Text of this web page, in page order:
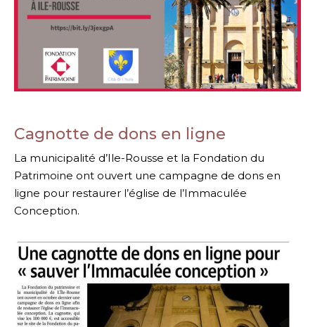
Cagnotte de dons en ligne
La municipalité d’Ile-Rousse et la Fondation du
Patrimoine ont ouvert une campagne de dons en
ligne pour restaurer l’église de l’Immaculée
Conception.